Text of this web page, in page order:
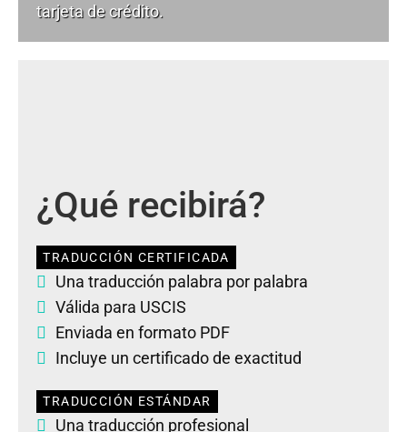
tarjeta de crédito.
¿Qué recibirá?
TRADUCCIÓN CERTIFICADA
Una traducción palabra por palabra
Válida para USCIS
Enviada en formato PDF
Incluye un certificado de exactitud
TRADUCCIÓN ESTÁNDAR
Una traducción profesional